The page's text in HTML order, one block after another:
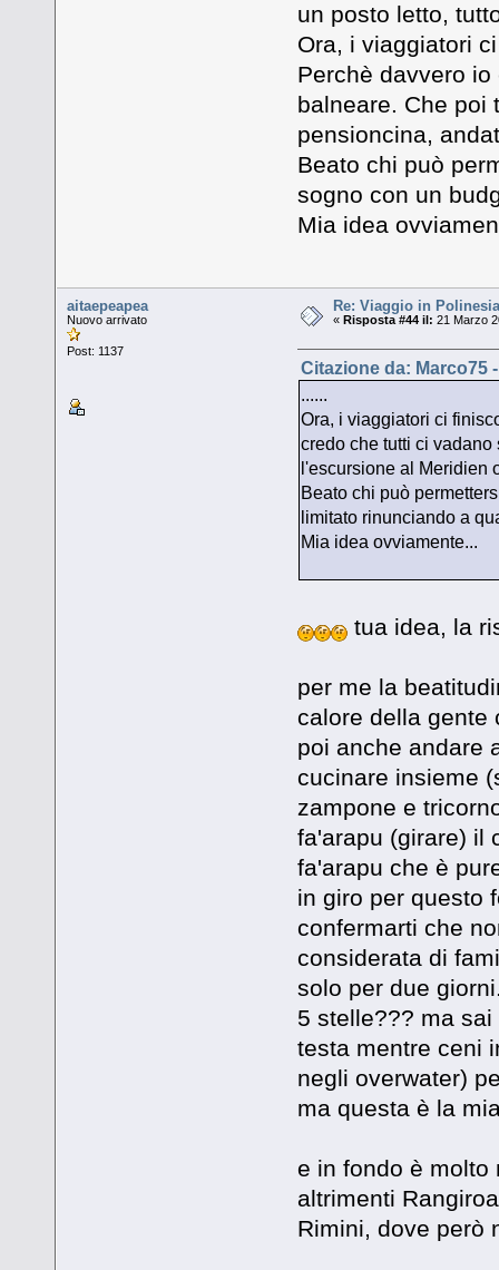
un posto letto,
Ora, i viaggiatori
Perchè davvero
balneare. Che poi
pensioncina,
Beato chi può
sogno con un
Mia idea
aitaepeapea
Nuovo arrivato
Post: 1137
Re: Viaggio in
«Risposta #44 il: 21 Marzo
Citazione da: Marco75
......
Ora, i viaggiatori ci
credo che tutti ci
l'escursione al Meridien
Beato chi può
limitato rinunciando a
Mia idea ovviamente...
tua idea, la
per me la
calore della gente
poi anche andare
cucinare insieme
zampone e
fa'arapu (girare) il
fa'arapu che è
in giro per questo
confermarti che
considerata di
solo per due
5 stelle??? ma
testa mentre ceni
negli overwater)
ma questa è la
e in fondo è molto
altrimenti
Rimini, dove però